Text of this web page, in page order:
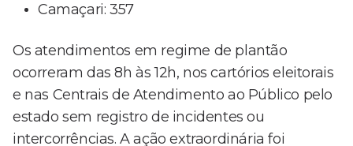
Camaçari: 357
Os atendimentos em regime de plantão
ocorreram das 8h às 12h, nos cartórios eleitorais
e nas Centrais de Atendimento ao Público pelo
estado sem registro de incidentes ou
intercorrências. A ação extraordinária foi